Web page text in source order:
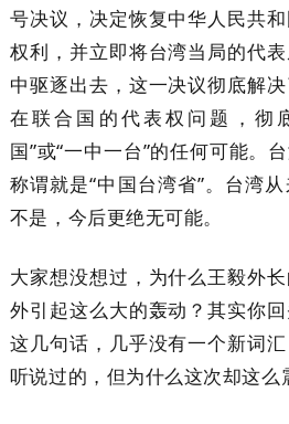
号决议，决定恢复中华人民共
权利，并立即将台湾当局的代
中驱逐出去，这一决议彻底解
在联合国的代表权问题，彻
国”或“一中一台”的任何可能。
称谓就是“中国台湾省”。台湾
不是，今后更绝无可能。
大家想没想过，为什么王毅外
外引起这么大的轰动？其实你
这几句话，几乎没有一个新词
听说过的，但为什么这次却这么